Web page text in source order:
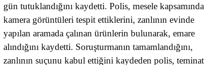
gün tutuklandığını kaydetti. Polis, mesele kapsamında
kamera görüntüleri tespit ettiklerini, zanlının evinde
yapılan aramada çalınan ürünlerin bulunarak, emare
alındığını kaydetti. Soruşturmanın tamamlandığını,
zanlının suçunu kabul ettiğini kaydeden polis, teminat